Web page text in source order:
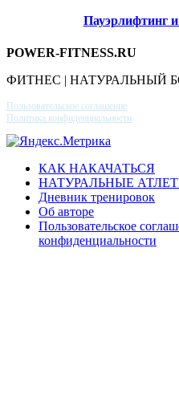
Пауэрлифтинг
POWER-FITNESS.RU
ФИТНЕС | НАТУРАЛЬНЫЙ
Пользовательское соглашение
Политика конфиденциальности
КАК НАКАЧАТЬСЯ
НАТУРАЛЬНЫЕ
Дневник тренировок
Об авторе
Пользовательское
конфиденциальности